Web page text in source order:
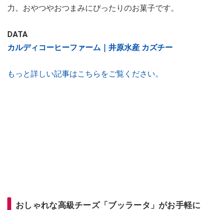
力。おやつやおつまみにぴったりのお菓子です。
DATA
カルディコーヒーファーム｜井原水産 カズチー
もっと詳しい記事はこちらをご覧ください。
おしゃれな高級チーズ「ブッラータ」がお手軽に